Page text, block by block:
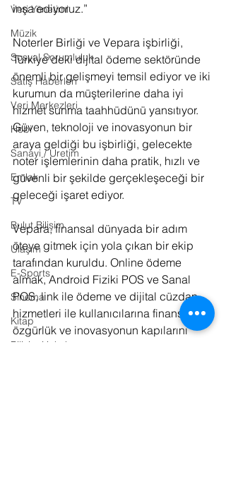
Veri Yönetimi
Müzik
Sosyal Sorumluluk
Satış Haberleri
Veri Merkezleri
Hobi
Sanayi / Üretim
Emlak
TV
Bulut Bilişim
Ulaşım
E-Sports
Sinema
Kitap
Bilişim Hukuku
inşa ediyoruz.”
Noterler Birliği ve Vepara işbirliği,
Türkiye'deki dijital ödeme sektöründe
önemli bir gelişmeyi temsil ediyor ve iki
kurumun da müşterilerine daha iyi
hizmet sunma taahhüdünü yansıtıyor.
Güven, teknoloji ve inovasyonun bir
araya geldiği bu işbirliği, gelecekte
noter işlemlerinin daha pratik, hızlı ve
güvenli bir şekilde gerçekleşeceği bir
geleceği işaret ediyor.
Vepara, finansal dünyada bir adım
öteye gitmek için yola çıkan bir ekip
tarafından kuruldu. Online ödeme
almak, Android Fiziki POS ve Sanal
POS, link ile ödeme ve dijital cüzdan
hizmetleri ile kullanıcılarına finansal
özgürlük ve inovasyonun kapılarını